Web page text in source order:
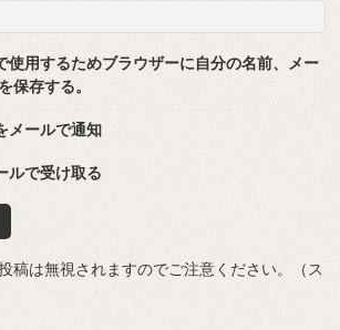
使用するためブラウザーに自分の名前、メー
保存する。
メールで通知
ルで受け取る
稿は無視されますのでご注意ください。（ス